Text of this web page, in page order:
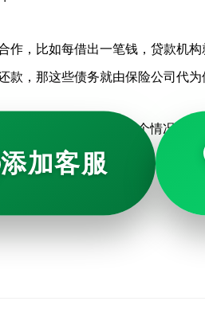
，比如每借出一笔钱，贷款机
，那这些债务就由保险公司代为
险代偿”的记录。在这个情况下，
添加客服